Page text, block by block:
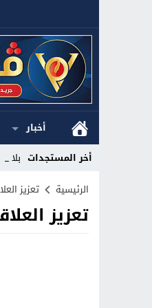
أخبار
أخر المستجدات بلاغ ا_
Stop
الرئيسية تعزيز
تعزيز